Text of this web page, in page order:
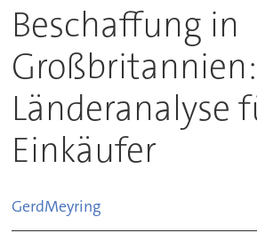
Beschaffung in
Großbritannien:
Länderanalyse
Einkäufer
GerdMeyring